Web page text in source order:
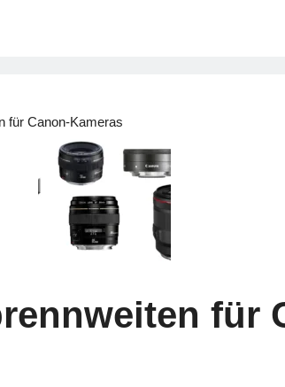
für Canon-Kameras
für